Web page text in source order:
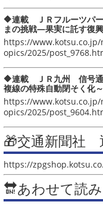
🔶連載 ＪＲフルーツパ
まの挑戦―果実に託す復
https://www.kotsu.co.jp/
opics/2025/
🔶連載 ＪＲ九州 信号通
複線の特殊自動閉そく化～
https://www.kotsu.co.jp/
opics/2025/
🎁交通新聞社
https://
🔛あわせて読